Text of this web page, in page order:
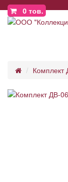
0 тов.
Комплект